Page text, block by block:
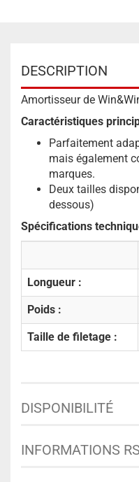
DESCRIPTION
Amortisseur de
Caractéristiques
Parfaitement
mais également
marques.
Deux tailles
dessous)
Spécifications
Longueur :
Poids :
Taille de filetage :
DISPONIBILITÉ
INFORMATIONS